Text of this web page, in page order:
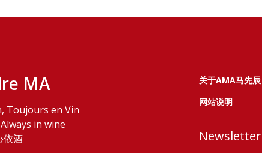
MA
Toujours en Vin
in wine
依酒
关于AMA马先辰
网站说明
Newsletter